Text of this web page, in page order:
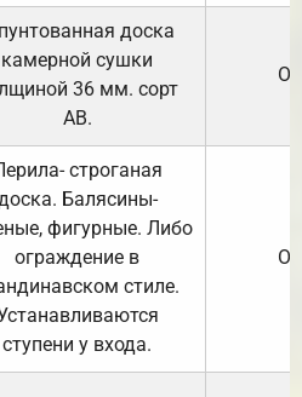
доска
камерной сушки
36 мм. сорт
АВ.
строганая
Балясины-
фигурные. Либо
ограждение в
стиле.
ступени у входа.